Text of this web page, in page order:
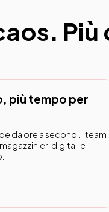
più tempo per
da ore a secondi. I team
digitali e